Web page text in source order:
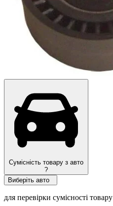
Сумісність товару з авто
?
Виберіть авто
для перевірки сумісності товару